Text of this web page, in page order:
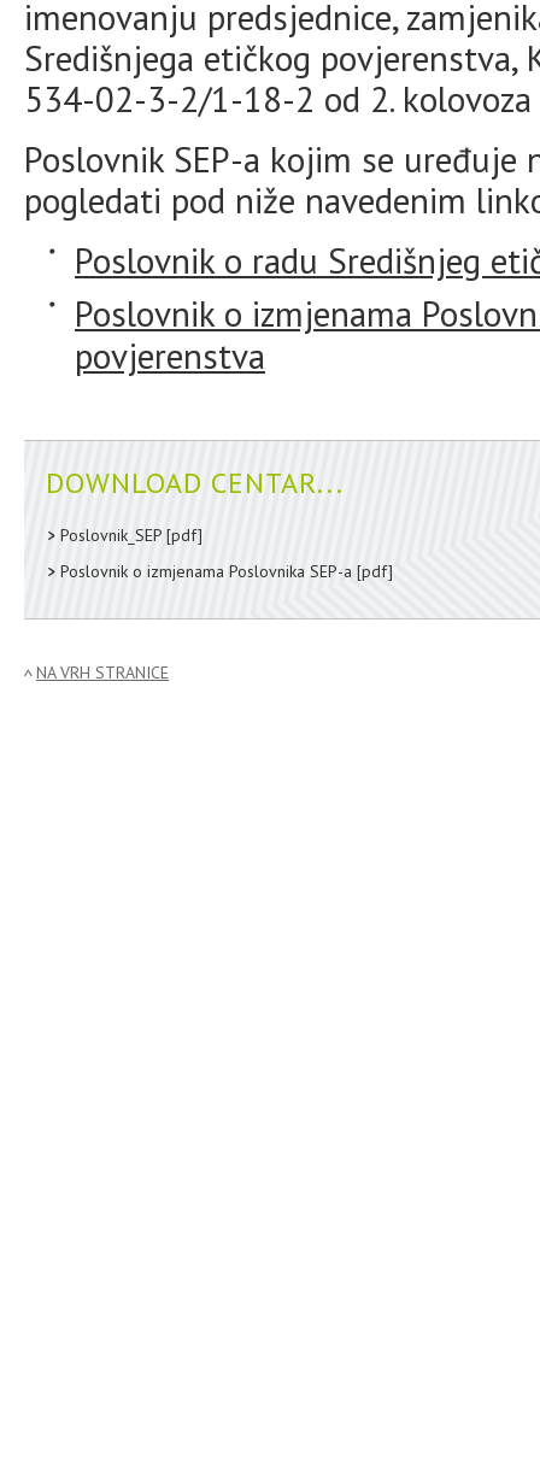
imenovanju predsjednice,
Središnjega etičkog povjerenstva,
534-02-3-2/1-18-2 od 2. kolovoza
Poslovnik SEP-a kojim se uređuje
pogledati pod niže navedenim
Poslovnik o radu Središnjeg
Poslovnik o izmjenama
povjerenstva
DOWNLOAD CENTAR...
Poslovnik_SEP [pdf]
Poslovnik o izmjenama Poslovnika SEP-a [pdf]
NA VRH STRANICE